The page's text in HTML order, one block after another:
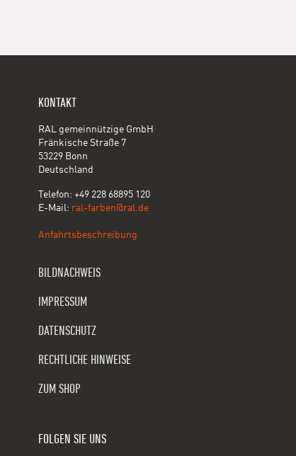
KONTAKT
RAL gemeinnützige GmbH
Fränkische Straße 7
53229 Bonn
Deutschland
Telefon: +49 228 68895 120
E-Mail: ral-farben@ral.de
Anfahrtsbeschreibung
BILDNACHWEIS
IMPRESSUM
DATENSCHUTZ
RECHTLICHE HINWEISE
ZUM SHOP
FOLGEN SIE UNS